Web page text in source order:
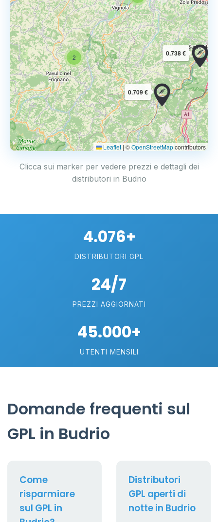
2
0.709 €
0.738 €
Leaflet | ©OpenStreetMapcontributors
Clicca sui marker per vedere prezzi e dettagli dei
distributori in Budrio
4.076+
DISTRIBUTORI GPL
24/7
PREZZI AGGIORNATI
45.000+
UTENTI MENSILI
Domande frequenti sul
GPL in Budrio
Come
risparmiare
sul GPL in
Distributori
GPL aperti di
notte in Budrio